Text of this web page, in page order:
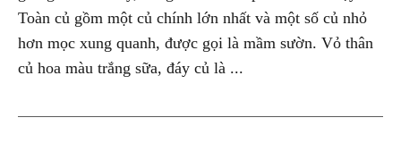
Toàn củ gồm một củ chính lớn nhất và một số củ nhỏ
hơn mọc xung quanh, được gọi là mầm sườn. Vỏ thân
củ hoa màu trắng sữa, đáy củ là ...